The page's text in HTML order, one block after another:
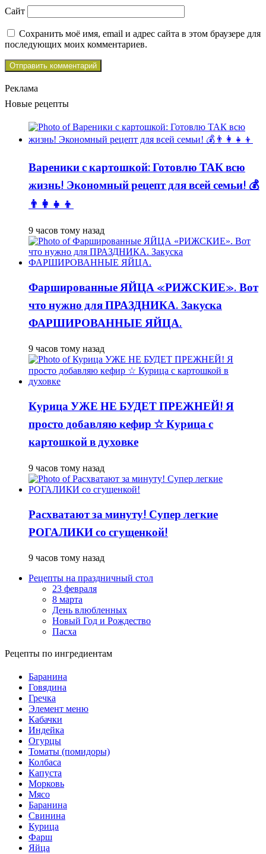
Сайт
Сохранить моё имя, email и адрес сайта в этом браузере для
последующих моих комментариев.
Реклама
Новые рецепты
Вареники с картошкой: Готовлю ТАК всю
жизнь! Экономный рецепт для всей семьи! 💰
👨👩👧👦
9 часов тому назад
Фаршированные ЯЙЦА «РИЖСКИЕ». Вот
что нужно для ПРАЗДНИКА. Закуска
ФАРШИРОВАННЫЕ ЯЙЦА.
9 часов тому назад
Курица УЖЕ НЕ БУДЕТ ПРЕЖНЕЙ! Я
просто добавляю кефир ☆ Курица с
картошкой в духовке
9 часов тому назад
Расхватают за минуту! Супер легкие
РОГАЛИКИ со сгущенкой!
9 часов тому назад
Рецепты на праздничный стол
23 февраля
8 марта
День влюбленных
Новый Год и Рождество
Пасха
Рецепты по ингредиентам
Баранина
Говядина
Гречка
Элемент меню
Кабачки
Индейка
Огурцы
Томаты (помидоры)
Колбаса
Капуста
Морковь
Мясо
Баранина
Свинина
Курица
Фарш
Яйца